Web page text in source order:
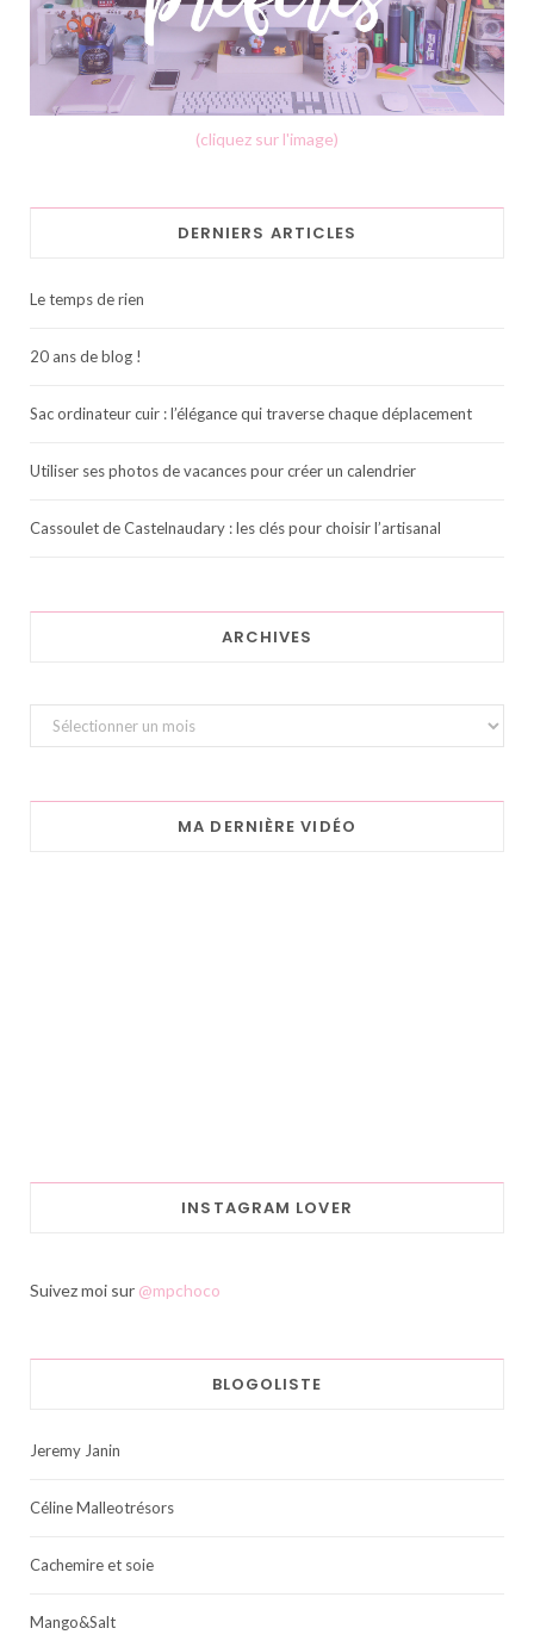
(cliquez sur l'image)
DERNIERS ARTICLES
Le temps de rien
20 ans de blog !
Sac ordinateur cuir : l’élégance qui traverse chaque déplacement
Utiliser ses photos de vacances pour créer un calendrier
Cassoulet de Castelnaudary : les clés pour choisir l’artisanal
ARCHIVES
Archives
MA DERNIÈRE VIDÉO
INSTAGRAM LOVER
Suivez moi sur @mpchoco
BLOGOLISTE
Jeremy Janin
Céline Malleotrésors
Cachemire et soie
Mango&Salt